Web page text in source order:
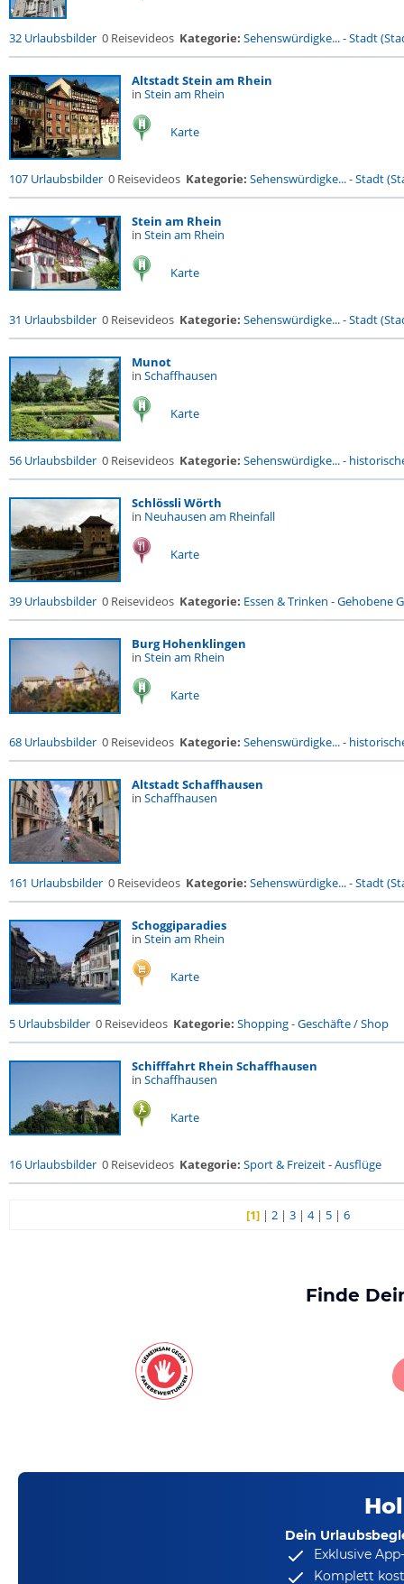
32 Urlaubsbilder 0 Reisevideos Kategorie: Sehenswürdigke...-Stadt
Altstadt Stein am Rhein
in Stein am Rhein
Karte
107 Urlaubsbilder 0 Reisevideos Kategorie: Sehenswürdigke...-Stadt
Stein am Rhein
in Stein am Rhein
Karte
31 Urlaubsbilder 0 Reisevideos Kategorie: Sehenswürdigke...-Stadt
Munot
in Schaffhausen
Karte
56 Urlaubsbilder 0 Reisevideos Kategorie: Sehenswürdigke...-
Schlössli Wörth
in Neuhausen am Rheinfall
Karte
39 Urlaubsbilder 0 Reisevideos Kategorie: Essen & Trinken -Gehobene
Burg Hohenklingen
in Stein am Rhein
Karte
68 Urlaubsbilder 0 Reisevideos Kategorie: Sehenswürdigke...-
Altstadt Schaffhausen
in Schaffhausen
161 Urlaubsbilder 0 Reisevideos Kategorie: Sehenswürdigke...-Stadt
Schoggiparadies
in Stein am Rhein
Karte
5 Urlaubsbilder 0 Reisevideos Kategorie: Shopping-Geschäfte / Shop
Schifffahrt Rhein Schaffhausen
in Schaffhausen
Karte
16 Urlaubsbilder 0 Reisevideos Kategorie: Sport & Freizeit-Ausflüge
[1] |2 |3 |4| 5 |6
Finde
Dein
Exklusive
Komplett